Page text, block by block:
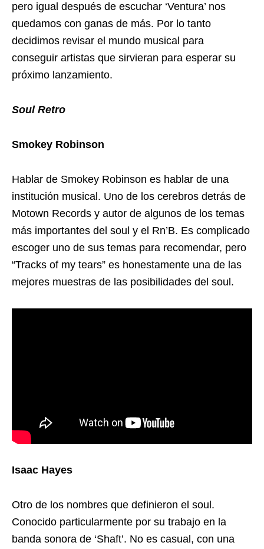
pero igual después de escuchar ‘Ventura’ nos
quedamos con ganas de más. Por lo tanto
decidimos revisar el mundo musical para
conseguir artistas que sirvieran para esperar su
próximo lanzamiento.
Soul Retro
Smokey Robinson
Hablar de Smokey Robinson es hablar de una
institución musical. Uno de los cerebros detrás de
Motown Records y autor de algunos de los temas
más importantes del soul y el Rn’B. Es complicado
escoger uno de sus temas para recomendar, pero
“Tracks of my tears” es honestamente una de las
mejores muestras de las posibilidades del soul.
Isaac Hayes
Otro de los nombres que definieron el soul.
Conocido particularmente por su trabajo en la
banda sonora de ‘Shaft’. No es casual, con una